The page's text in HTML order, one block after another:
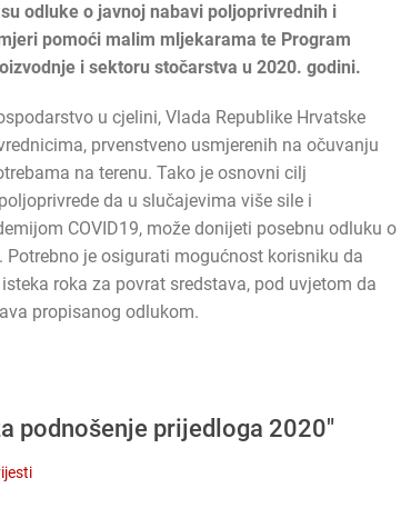
odluke o javnoj nabavi poljoprivrednih i
pomoći malim mljekarama te Program
i sektoru stočarstva u 2020. godini.
u cjelini, Vlada Republike Hrvatske
prvenstveno usmjerenih na očuvanju
na terenu. Tako je osnovni cilj
da u slučajevima više sile i
COVID19, može donijeti posebnu odluku o
je osigurati mogućnost korisniku da
roka za povrat sredstava, pod uvjetom da
propisanog odlukom.
podnošenje prijedloga 2020"